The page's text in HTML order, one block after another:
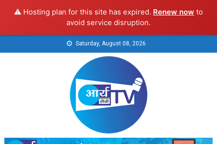
⚠️ Hosting plan for this site has expired. Renew now to
avoid service disruption.
to
Saturday, August 08, 2026